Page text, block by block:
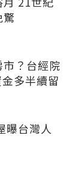
？台經院
多半續留
曝台灣人